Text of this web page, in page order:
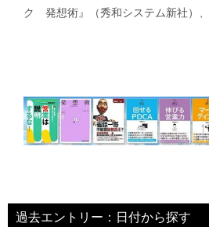
ク 発想術』（秀和システム新社）、
過去エントリー：日付から探す